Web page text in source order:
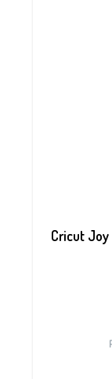
Cricut Joy